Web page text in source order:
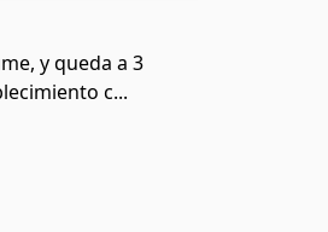
y queda a 3
c...